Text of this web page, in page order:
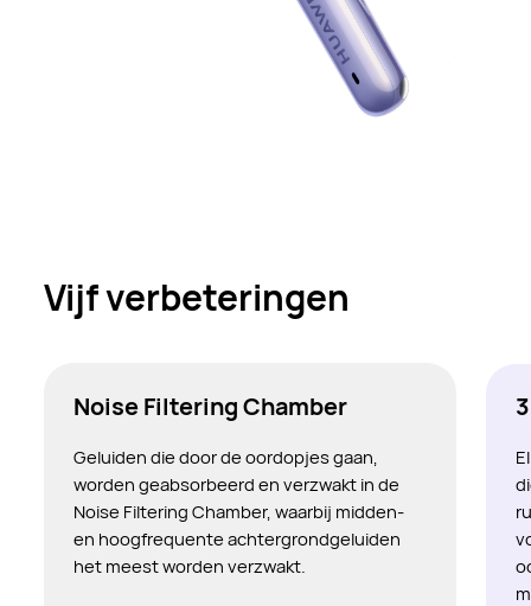
Vijf verbeteringen
Noise Filtering Chamber
Geluiden die door de oordopjes gaan,
worden geabsorbeerd en verzwakt in de
Noise Filtering Chamber, waarbij midden-
en hoogfrequente achtergrondgeluiden
het meest worden verzwakt.